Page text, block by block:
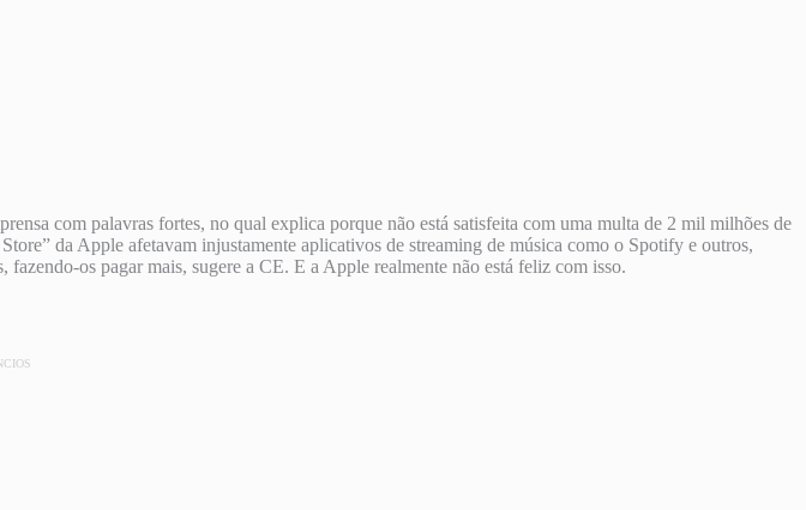
com palavras fortes, no qual explica porque não está satisfeita com uma multa de 2 mil milhões de
da Apple afetavam injustamente aplicativos de streaming de música como o Spotify e outros,
os pagar mais, sugere a CE. E a Apple realmente não está feliz com isso.